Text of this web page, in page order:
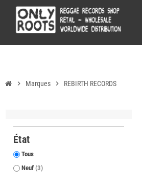
chevron_right Marques chevron_right REBIRTH RECORDS
État
Tous
Neuf (3)